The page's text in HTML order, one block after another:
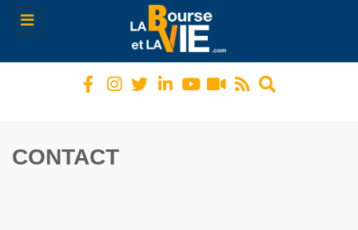
Toggle
navigation
CONTACT